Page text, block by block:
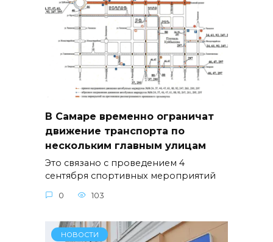
В Самаре временно ограничат
движение транспорта по
нескольким главным улицам
Это связано с проведением 4
сентября спортивных мероприятий
0 103
НОВОСТИ